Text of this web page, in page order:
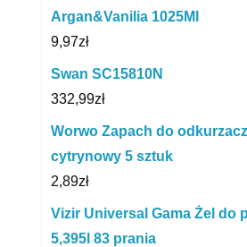
Argan&Vanilia 1025Ml
9,97zł
Swan SC15810N
332,99zł
Worwo Zapach do
cytrynowy 5 sztuk
2,89zł
Vizir Universal Gama Żel do
5,395l 83 prania